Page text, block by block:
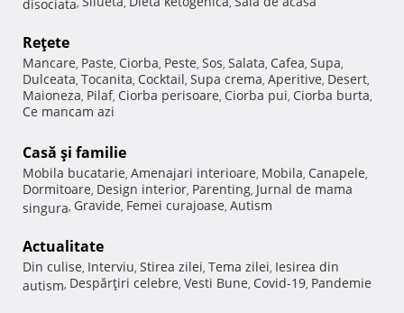
Reţete
Mancare, Paste, Ciorba, Peste, Sos, Salata, Cafea, Supa,
Dulceata, Tocanita, Cocktail, Supa crema, Aperitive, Desert,
Maioneza, Pilaf, Ciorba perisoare, Ciorba pui, Ciorba burta,
Ce mancam azi
Casă şi familie
Mobila bucatarie, Amenajari interioare, Mobila, Canapele,
Dormitoare, Design interior, Parenting, Jurnal de mama
singura, Gravide, Femei curajoase, Autism
Actualitate
Din culise, Interviu, Stirea zilei, Tema zilei, Iesirea din
autism, Despărţiri celebre, Vesti Bune, Covid-19, Pandemie